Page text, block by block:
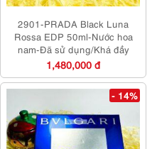
2901-PRADA Black Luna
Rossa EDP 50ml-Nước hoa
nam-Đã sử dụng/Khá đầy
1,480,000 đ
- 14%